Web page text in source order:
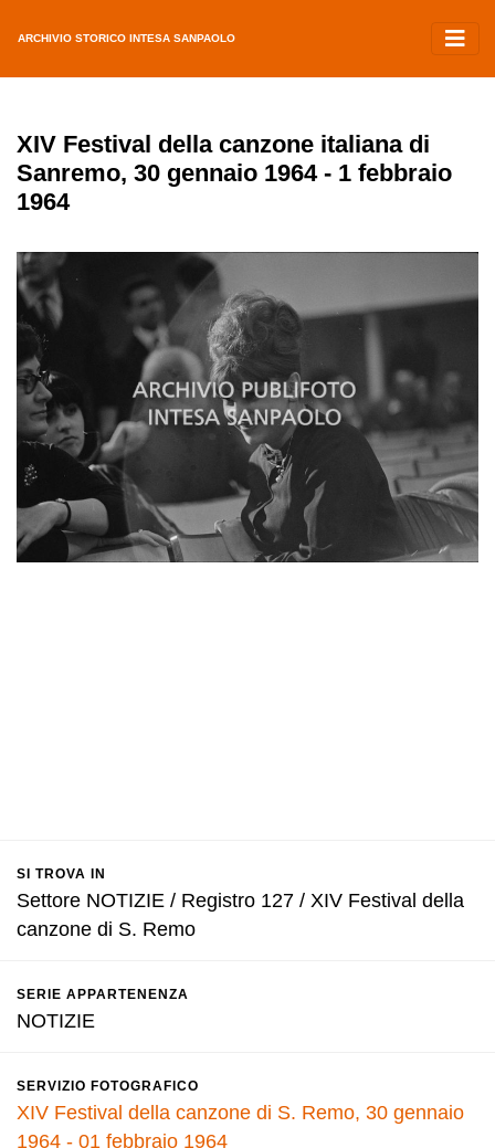
ARCHIVIO STORICO INTESA SANPAOLO
XIV Festival della canzone italiana di
Sanremo, 30 gennaio 1964 - 1 febbraio
1964
SI TROVA IN
Settore NOTIZIE / Registro 127 / XIV Festival della
canzone di S. Remo
SERIE APPARTENENZA
NOTIZIE
SERVIZIO FOTOGRAFICO
XIV Festival della canzone di S. Remo, 30 gennaio
1964 - 01 febbraio 1964